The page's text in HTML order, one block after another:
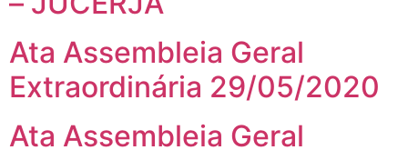
Ata Assembleia Geral
Extraordinária 29/05/2020
Ata Assembleia Geral